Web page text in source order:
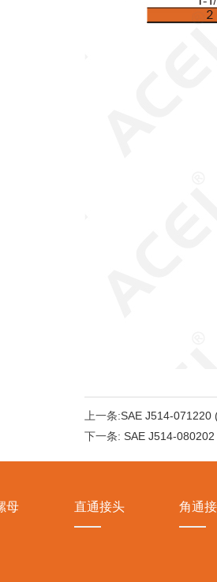
上一条:SAE J514-071220
下一条: SAE J514-
母 直通接头 角通